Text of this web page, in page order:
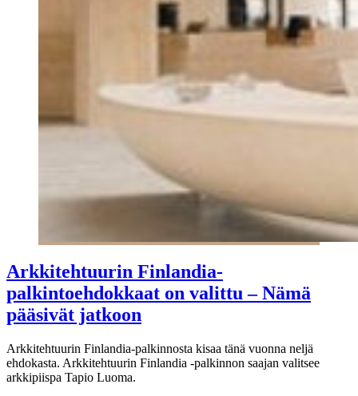
Arkkitehtuurin Finlandia-
palkintoehdokkaat on valittu – Nämä
pääsivät jatkoon
Arkkitehtuurin Finlandia-palkinnosta kisaa tänä vuonna neljä
ehdokasta. Arkkitehtuurin Finlandia -palkinnon saajan valitsee
arkkipiispa Tapio Luoma.